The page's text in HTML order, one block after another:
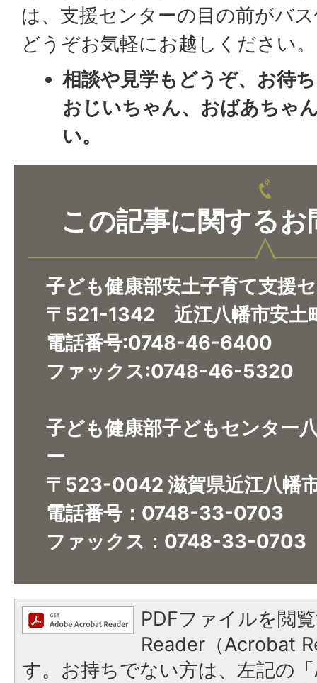
は、支援センターの目の前がバ
どうぞお気軽にお越しください。
相談や見学もどうぞ、お待
おじいちゃん、おばあちゃ
い。
この記事に関するお
子ども健康部安土子育て支援
〒521-1342 近江八幡市安土
電話番号:0748-46-6400
ファックス:0748-46-5320
子ども健康部子どもセンター
ー
〒523-0042 滋賀県近江八幡
電話番号：0748-33-0703
ファックス：0748-33-0703
PDFファイルを閲
Reader（Acrobat
す。お持ちでない方は、左記の